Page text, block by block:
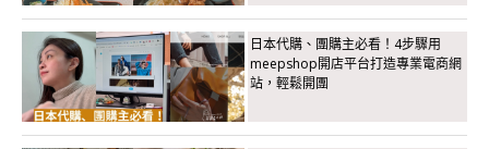
日本代購、團購主必看！4步驟用
meepshop開店平台打造專業電商網
站，輕鬆開團